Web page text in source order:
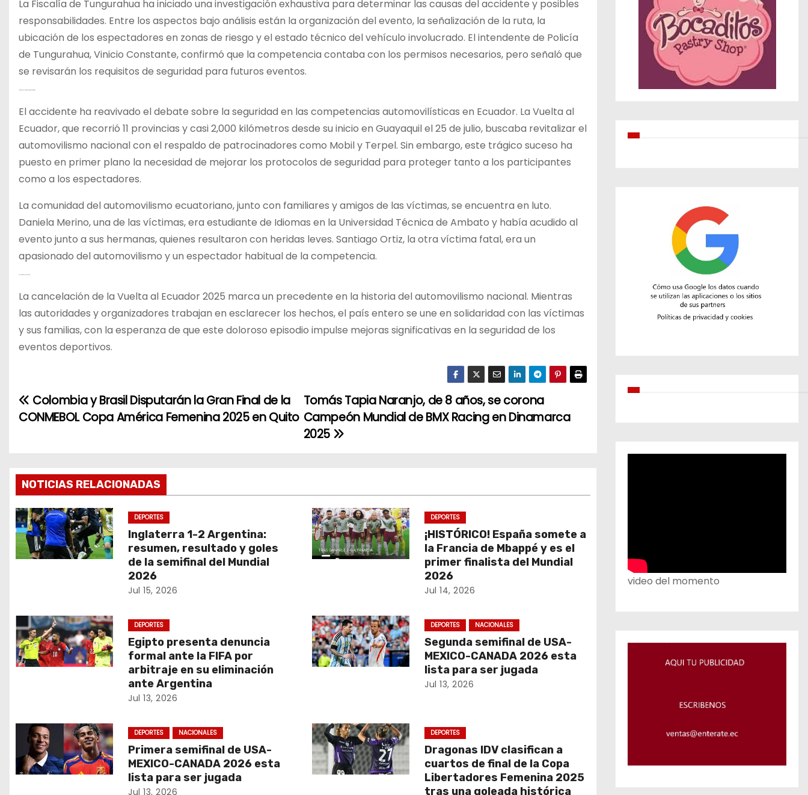
La Fiscalía de Tungurahua ha iniciado una investigación exhaustiva para determinar las causas del accidente y posibles
responsabilidades. Entre los aspectos bajo análisis están la organización del evento, la señalización de la ruta, la
ubicación de los espectadores en zonas de riesgo y el estado técnico del vehículo involucrado. El intendente de Policía
de Tungurahua, Vinicio Constante, confirmó que la competencia contaba con los permisos necesarios, pero señaló que
se revisarán los requisitos de seguridad para futuros eventos.
El accidente ha reavivado el debate sobre la seguridad en las competencias automovilísticas en Ecuador. La Vuelta al
Ecuador, que recorrió 11 provincias y casi 2,000 kilómetros desde su inicio en Guayaquil el 25 de julio, buscaba revitalizar el
automovilismo nacional con el respaldo de patrocinadores como Mobil y Terpel. Sin embargo, este trágico suceso ha
puesto en primer plano la necesidad de mejorar los protocolos de seguridad para proteger tanto a los participantes
como a los espectadores.
La comunidad del automovilismo ecuatoriano, junto con familiares y amigos de las víctimas, se encuentra en luto.
Daniela Merino, una de las víctimas, era estudiante de Idiomas en la Universidad Técnica de Ambato y había acudido al
evento junto a sus hermanas, quienes resultaron con heridas leves. Santiago Ortiz, la otra víctima fatal, era un
apasionado del automovilismo y un espectador habitual de la competencia.
La cancelación de la Vuelta al Ecuador 2025 marca un precedente en la historia del automovilismo nacional. Mientras
las autoridades y organizadores trabajan en esclarecer los hechos, el país entero se une en solidaridad con las víctimas
y sus familias, con la esperanza de que este doloroso episodio impulse mejoras significativas en la seguridad de los
eventos deportivos.
N
e
g
a
c
n
d
n
t
Tomás Tapia Naranjo, de 8 años, se corona
Campeón Mundial de BMX Racing en Dinamarca
2025
Colombia y Brasil Disputarán la Gran Final de la
CONMEBOL Copa América Femenina 2025 en Quito
NOTICIAS RELACIONADAS
DEPORTES
Inglaterra 1-2 Argentina:
resumen, resultado y goles
de la semifinal del Mundial
2026
Jul 15, 2026
DEPORTES
¡HISTÓRICO! España somete a
la Francia de Mbappé y es el
primer finalista del Mundial
2026
Jul 14, 2026
DEPORTES
Egipto presenta denuncia
formal ante la FIFA por
arbitraje en su eliminación
ante Argentina
Jul 13, 2026
DEPORTES NACIONALES
Segunda semifinal de USA-
MEXICO-CANADA 2026 esta
lista para ser jugada
Jul 13, 2026
DEPORTES NACIONALES
Primera semifinal de USA-
MEXICO-CANADA 2026 esta
lista para ser jugada
Jul 13, 2026
DEPORTES
Dragonas IDV clasifican a
cuartos de final de la Copa
Libertadores Femenina 2025
tras una goleada histórica
video del momento